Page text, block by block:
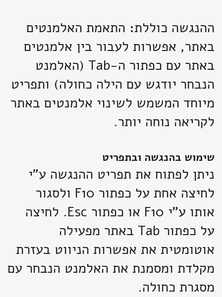
ההנגשה כוללת: התאמת האלמנטים
באתר, אפשרות לעבור בין אלמנטים
באתר עם כפתור ה-Tab (האלמנט
הנבחר יודגש עם הילה כחולה) ותפריט
מיוחד המשמש לשינוי אלמנטים באתר
לקריאה נוחה יותר.
שימוש בהנגשה ובתפריט
ניתן לפתוח את תפריט ההנגשה ע"י
לחיצה אחת על כפתור F10 ולסגור
אותו ע"י F10 או כפתור Esc. לחיצה
על כפתור Tab באתר מפעילה
אוטומטית את אפשרות הניווט בעזרת
מקלדת ומסמנת את האלמנט הנבחר עם
מסגרת כחולה.